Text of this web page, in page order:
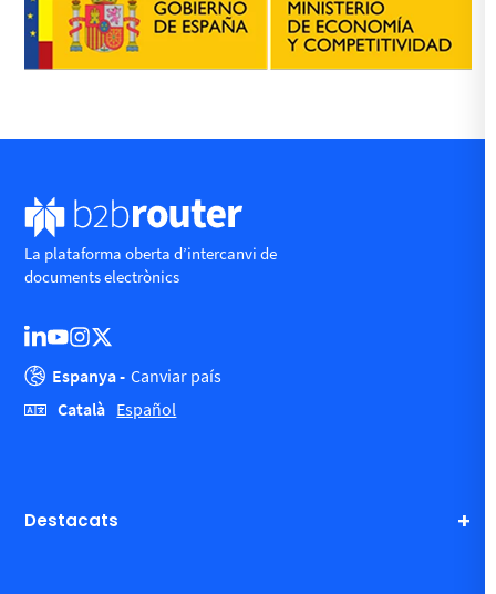
La plataforma oberta d’intercanvi de
documents electrònics
Espanya - Canviar país
Català Español
Destacats